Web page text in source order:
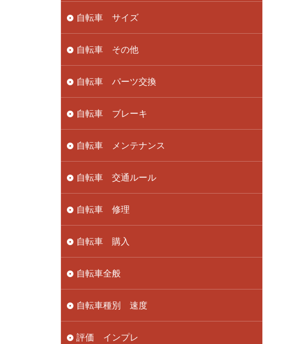
自転車 サイズ
自転車 その他
自転車 パーツ交換
自転車 ブレーキ
自転車 メンテナンス
自転車 交通ルール
自転車 修理
自転車 購入
自転車全般
自転車種別 速度
評価 インプレ